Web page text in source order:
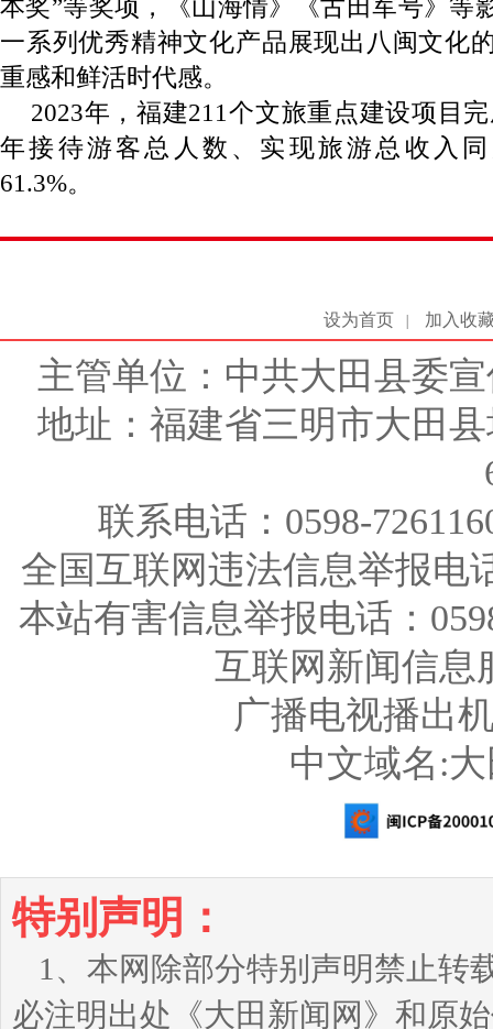
本奖”等奖项，《山海情》《古田军号》
一系列优秀精神文化产品展现出八闽文化
重感和鲜活时代感。
2023年，福建211个文旅重点建设项目
年接待游客总人数、实现旅游总收入同
61.3%。
设为首页 加入收
主管单位：中共大田县委
地址：福建省三明市大田
联系电话：0598-
全国互联网违法信息举报电
本站有害信息举报电话：
互联网新闻信息
广播电视播出
中文域名:
特别声明：
1、本网除部分特别声明禁止转
必注明出处《大田新闻网》和原